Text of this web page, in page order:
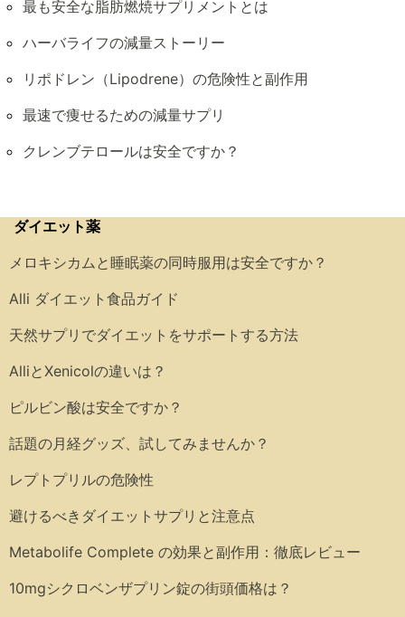
最も安全な脂肪燃焼サプリメントとは
ハーバライフの減量ストーリー
リポドレン（Lipodrene）の危険性と副作用
最速で痩せるための減量サプリ
クレンブテロールは安全ですか？
ダイエット薬
メロキシカムと睡眠薬の同時服用は安全ですか？
Alli ダイエット食品ガイド
天然サプリでダイエットをサポートする方法
AlliとXenicolの違いは？
ピルビン酸は安全ですか？
話題の月経グッズ、試してみませんか？
レプトプリルの危険性
避けるべきダイエットサプリと注意点
Metabolife Complete の効果と副作用：徹底レビュー
10mgシクロベンザプリン錠の街頭価格は？